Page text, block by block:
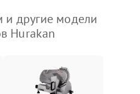
другие модели
Hurakan